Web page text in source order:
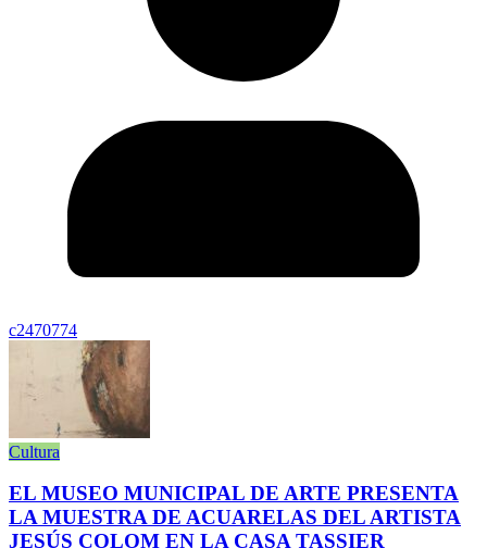
c2470774
Cultura
EL MUSEO MUNICIPAL DE ARTE PRESENTA
LA MUESTRA DE ACUARELAS DEL ARTISTA
JESÚS COLOM EN LA CASA TASSIER